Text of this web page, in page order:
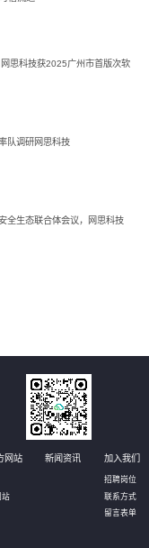
思科技获2025广州市首版次软
队调研网思科技
全生态联合体会议，网思科技
网站
站
新闻资讯 加入我们
招聘岗位
联系方式
留言表单